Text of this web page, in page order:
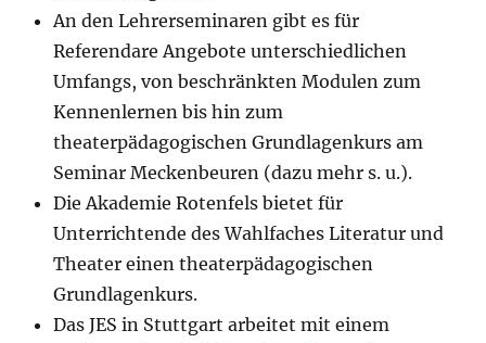
An den Lehrerseminaren gibt es für
Referendare Angebote unterschiedlichen
Umfangs, von beschränkten Modulen zum
Kennenlernen bis hin zum
theaterpädagogischen Grundlagenkurs am
Seminar Meckenbeuren (dazu mehr s. u.).
Die Akademie Rotenfels bietet für
Unterrichtende des Wahlfaches Literatur und
Theater einen theaterpädagogischen
Grundlagenkurs.
Das JES in Stuttgart arbeitet mit einem